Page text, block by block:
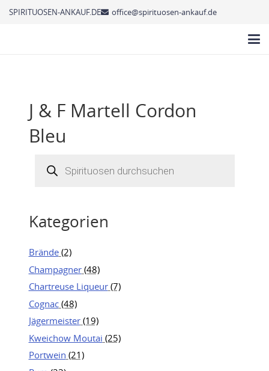
SPIRITUOSEN-ANKAUF.DE office@spirituosen-ankauf.de
J & F Martell Cordon
Bleu
search
Kategorien
Brände (2)
Champagner (48)
Chartreuse Liqueur (7)
Cognac (48)
Jägermeister (19)
Kweichow Moutai (25)
Portwein (21)